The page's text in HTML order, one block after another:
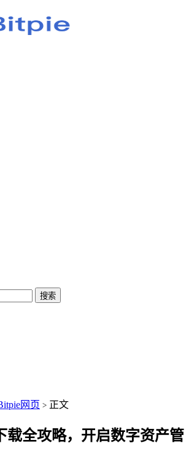
搜索
网页 > 正文
载全攻略，开启数字资产管